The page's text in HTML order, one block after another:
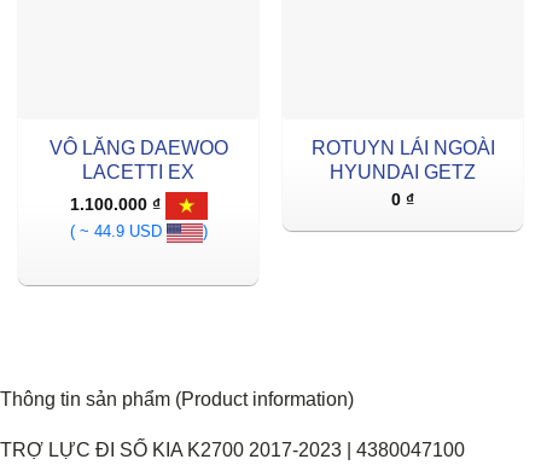
VÔ LĂNG DAEWOO
LACETTI EX
1.100.000 ₫
( ~ 44.9 USD
)
ROTUYN LÁI NGOÀI
HYUNDAI GETZ
0 ₫
Thông tin sản phẩm (Product information)
TRỢ LỰC ĐI SỐ KIA K2700 2017-2023 | 4380047100